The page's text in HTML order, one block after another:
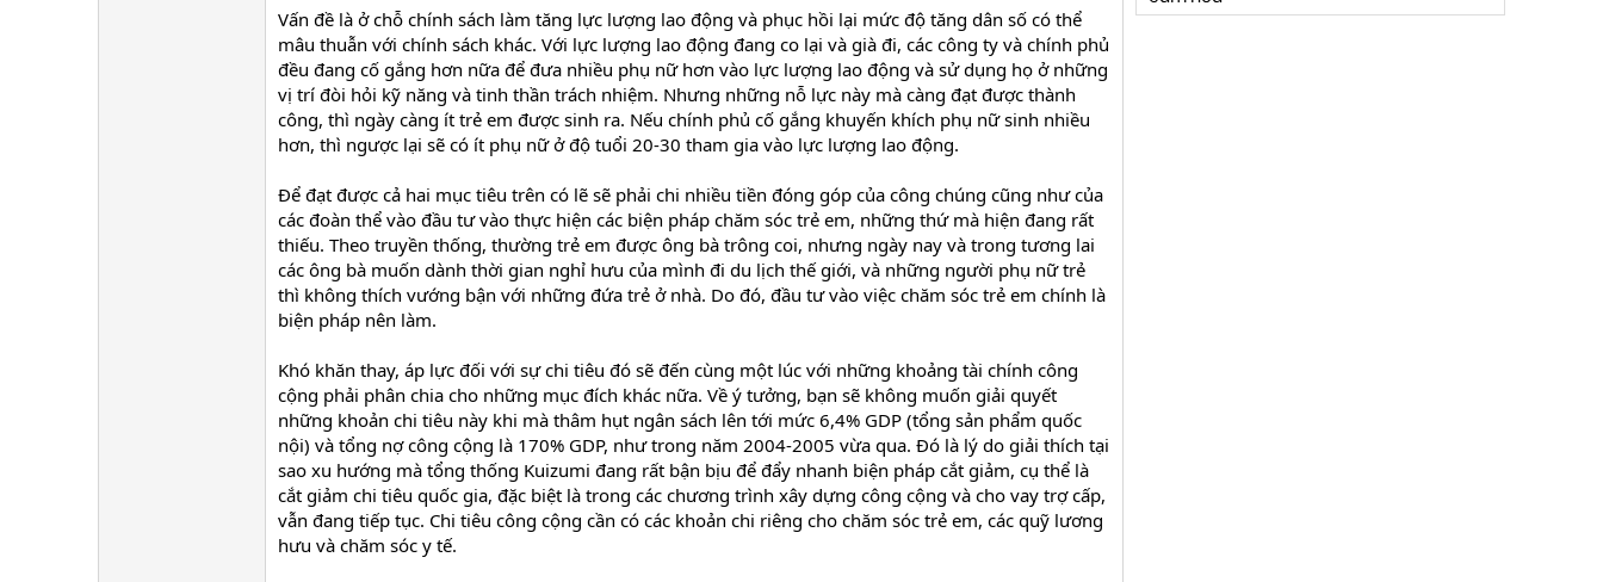
Vấn đề là ở chỗ chính sách làm tăng lực lượng lao động và phục hồi lại mức độ tăng dân số có thể
mâu thuẫn với chính sách khác. Với lực lượng lao động đang co lại và già đi, các công ty và chính phủ
đều đang cố gắng hơn nữa để đưa nhiều phụ nữ hơn vào lực lượng lao động và sử dụng họ ở những
vị trí đòi hỏi kỹ năng và tinh thần trách nhiệm. Nhưng những nỗ lực này mà càng đạt được thành
công, thì ngày càng ít trẻ em được sinh ra. Nếu chính phủ cố gắng khuyến khích phụ nữ sinh nhiều
hơn, thì ngược lại sẽ có ít phụ nữ ở độ tuổi 20-30 tham gia vào lực lượng lao động.
Để đạt được cả hai mục tiêu trên có lẽ sẽ phải chi nhiều tiền đóng góp của công chúng cũng như của
các đoàn thể vào đầu tư vào thực hiện các biện pháp chăm sóc trẻ em, những thứ mà hiện đang rất
thiếu. Theo truyền thống, thường trẻ em được ông bà trông coi, nhưng ngày nay và trong tương lai
các ông bà muốn dành thời gian nghỉ hưu của mình đi du lịch thế giới, và những người phụ nữ trẻ
thì không thích vướng bận với những đứa trẻ ở nhà. Do đó, đầu tư vào việc chăm sóc trẻ em chính là
biện pháp nên làm.
Khó khăn thay, áp lực đối với sự chi tiêu đó sẽ đến cùng một lúc với những khoảng tài chính công
cộng phải phân chia cho những mục đích khác nữa. Về ý tưởng, bạn sẽ không muốn giải quyết
những khoản chi tiêu này khi mà thâm hụt ngân sách lên tới mức 6,4% GDP (tổng sản phẩm quốc
nội) và tổng nợ công cộng là 170% GDP, như trong năm 2004-2005 vừa qua. Đó là lý do giải thích tại
sao xu hướng mà tổng thống Kuizumi đang rất bận bịu để đẩy nhanh biện pháp cắt giảm, cụ thể là
cắt giảm chi tiêu quốc gia, đặc biệt là trong các chương trình xây dựng công cộng và cho vay trợ cấp,
vẫn đang tiếp tục. Chi tiêu công cộng cần có các khoản chi riêng cho chăm sóc trẻ em, các quỹ lương
hưu và chăm sóc y tế.